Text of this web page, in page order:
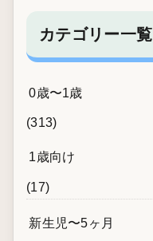
カテゴリー一覧
0歳〜1歳
(313)
1歳向け
(17)
新生児〜5ヶ月